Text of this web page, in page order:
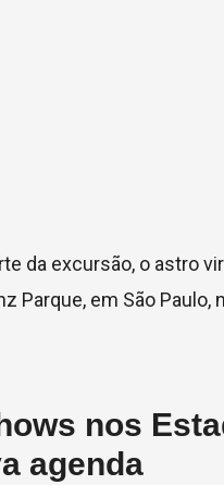
da excursão, o astro
Parque, em São
nos
agenda